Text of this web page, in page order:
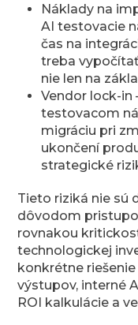
Náklady na
AI testovacie
čas na
treba
nie len na
Vendor lock-in
testovacom
migráciu pri
ukončení
strategické
Tieto riziká nie sú
dôvodom
rovnakou
technologickej
konkrétne
výstupov, interné
ROI kalkulácie a